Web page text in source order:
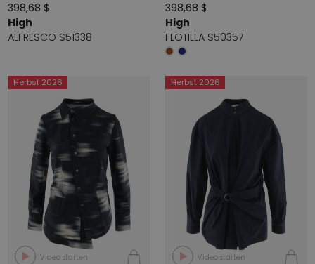
398,68 $
High
ALFRESCO S51338
398,68 $
High
FLOTILLA S50357
Herbst 2026
Video starten
Herbst 2026
Video starten